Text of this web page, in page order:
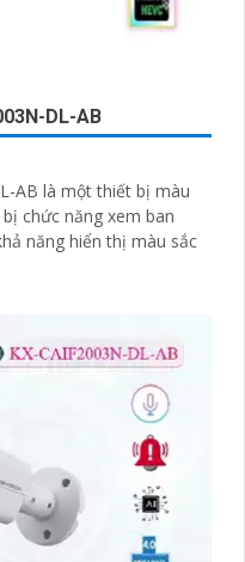
DL-AB
AB là một thiết bị màu
chức năng xem ban